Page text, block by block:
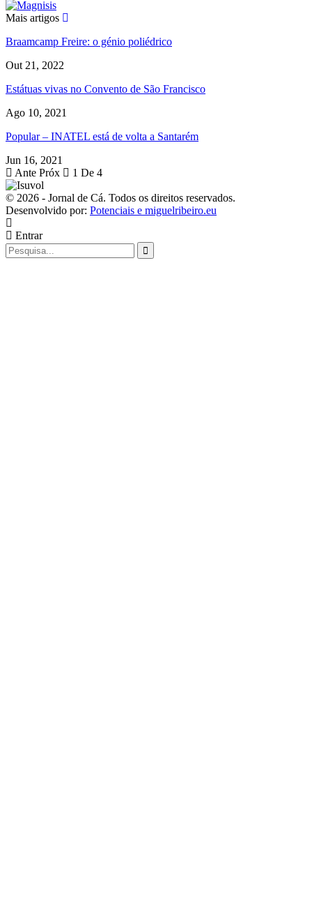
Mais artigos
Braamcamp Freire: o génio poliédrico
Out 21, 2022
Estátuas vivas no Convento de São Francisco
Ago 10, 2021
Popular – INATEL está de volta a Santarém
Jun 16, 2021
Ante Próx 1 De 4
© 2026 - Jornal de Cá. Todos os direitos reservados.
Desenvolvido por: Potenciais e miguelribeiro.eu
Entrar